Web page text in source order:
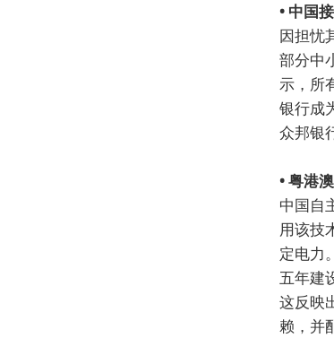
• 中国
因担忧
部分中
示，所
银行成
众邦银
• 粤港
中国自
用该技
定电力
五年建
这反映
赖，并